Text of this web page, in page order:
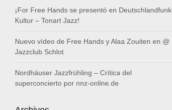
¡For Free Hands se presentó en Deutschlandfunk
Kultur – Tonart Jazz!
Nuevo vídeo de Free Hands y Alaa Zouiten en @
Jazzclub Schlot
Nordhäuser Jazzfrühling – Crítica del
superconcierto por nnz-online.de